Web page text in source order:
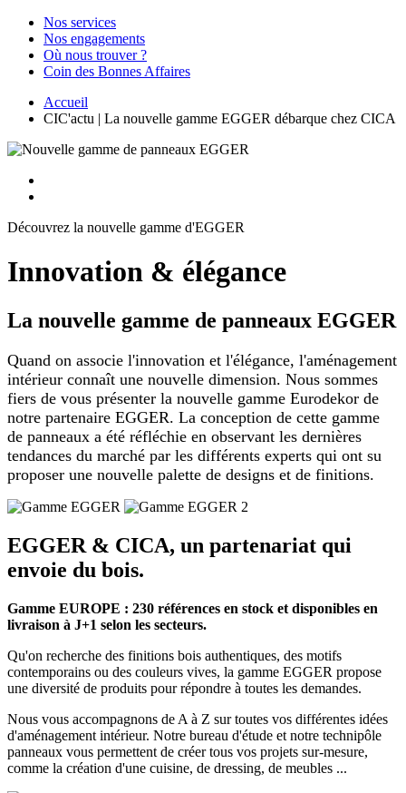
Nos services
Nos engagements
Où nous trouver ?
Coin des Bonnes Affaires
Accueil
CIC'actu | La nouvelle gamme EGGER débarque chez CICA
Découvrez la nouvelle gamme d'EGGER
Innovation & élégance
La nouvelle gamme de panneaux EGGER
Quand on associe l'innovation et l'élégance, l'aménagement
intérieur connaît une nouvelle dimension. Nous sommes
fiers de vous présenter la nouvelle gamme Eurodekor de
notre partenaire EGGER. La conception de cette gamme
de panneaux a été réfléchie en observant les dernières
tendances du marché par les différents experts qui ont su
proposer une nouvelle palette de designs et de finitions.
EGGER & CICA, un partenariat qui
envoie du bois.
Gamme EUROPE : 230 références en stock et disponibles en
livraison à J+1 selon les secteurs.
Qu'on recherche des finitions bois authentiques, des motifs
contemporains ou des couleurs vives, la gamme EGGER propose
une diversité de produits pour répondre à toutes les demandes.
Nous vous accompagnons de A à Z sur toutes vos différentes idées
d'aménagement intérieur. Notre bureau d'étude et notre technipôle
panneaux vous permettent de créer tous vos projets sur-mesure,
comme la création d'une cuisine, de dressing, de meubles ...